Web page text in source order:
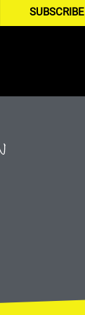
SUBSCRIBE